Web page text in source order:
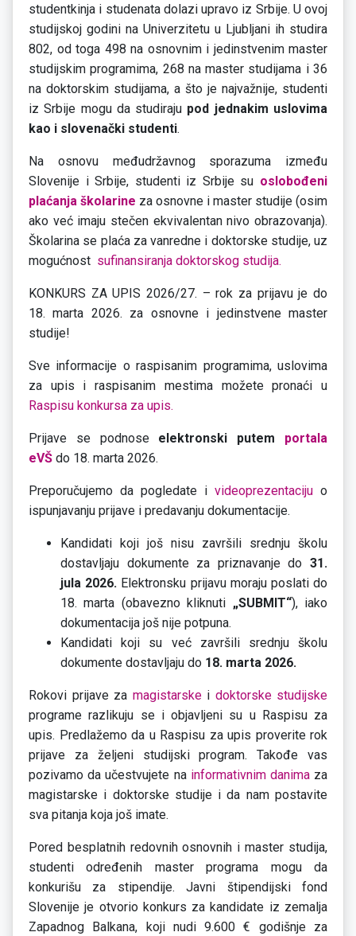
studentkinja i studenata dolazi upravo iz Srbije. U ovoj
studijskoj godini na Univerzitetu u Ljubljani ih studira
802, od toga 498 na osnovnim i jedinstvenim master
studijskim programima, 268 na master studijama i 36
na doktorskim studijama, a što je najvažnije, studenti
iz Srbije mogu da studiraju pod jednakim uslovima
kao i slovenački studenti.
Na osnovu međudržavnog sporazuma između
Slovenije i Srbije, studenti iz Srbije su oslobođeni
plaćanja školarine za osnovne i master studije (osim
ako već imaju stečen ekvivalentan nivo obrazovanja).
Školarina se plaća za vanredne i doktorske studije, uz
mogućnost sufinansiranja doktorskog studija.
KONKURS ZA UPIS 2026/27. – rok za prijavu je do
18. marta 2026. za osnovne i jedinstvene master
studije!
Sve informacije o raspisanim programima, uslovima
za upis i raspisanim mestima možete pronaći u
Raspisu konkursa za upis.
Prijave se podnose elektronski putem portala
eVŠ do 18. marta 2026.
Preporučujemo da pogledate i videoprezentaciju o
ispunjavanju prijave i predavanju dokumentacije.
Kandidati koji još nisu završili srednju školu
dostavljaju dokumente za priznavanje do 31.
jula 2026. Elektronsku prijavu moraju poslati do
18. marta (obavezno kliknuti „SUBMIT“), iako
dokumentacija još nije potpuna.
Kandidati koji su već završili srednju školu
dokumente dostavljaju do 18. marta 2026.
Rokovi prijave za magistarskei doktorske studijske
programe razlikuju se i objavljeni su u Raspisu za
upis. Predlažemo da u Raspisu za upis proverite rok
prijave za željeni studijski program. Takođe vas
pozivamo da učestvujete na informativnim danimaza
magistarske i doktorske studije i da nam postavite
sva pitanja koja još imate.
Pored besplatnih redovnih osnovnih i master studija,
studenti određenih master programa mogu da
konkurišu za stipendije. Javni štipendijski fond
Slovenije je otvorio konkurs za kandidate iz zemalja
Zapadnog Balkana, koji nudi 9.600 € godišnje za